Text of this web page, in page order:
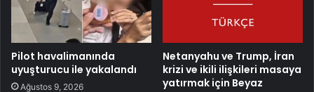
Pilot havalimanında
uyuşturucu ile yakalandı
Ağustos 9, 2026
Netanyahu ve Trump, İran
krizi ve ikili ilişkileri masaya
yatırmak için Beyaz